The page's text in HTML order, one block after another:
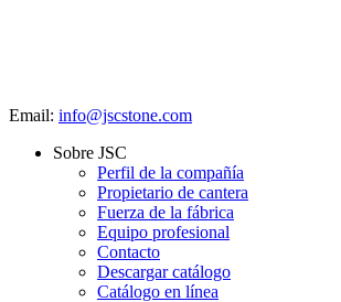
Email: info@jscstone.com
Sobre JSC
Perfil de la compañía
Propietario de cantera
Fuerza de la fábrica
Equipo profesional
Contacto
Descargar catálogo
Catálogo en línea